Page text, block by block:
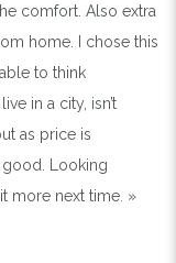
comfort. Also extra
home. I chose this
to think
in a city, isn’t
as price is
good. Looking
more next time. »